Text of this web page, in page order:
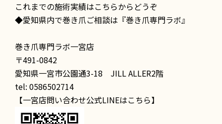
これまでの施術実績はこちらからどうぞ
◆愛知県内で巻き爪ご相談は『巻き爪専門ラボ』
巻き爪専門ラボ一宮店
〒491-0842
愛知県一宮市公園通3-18 JILL ALLER2階
tel: 0586502714
【一宮店問い合わせ公式LINEはこちら】